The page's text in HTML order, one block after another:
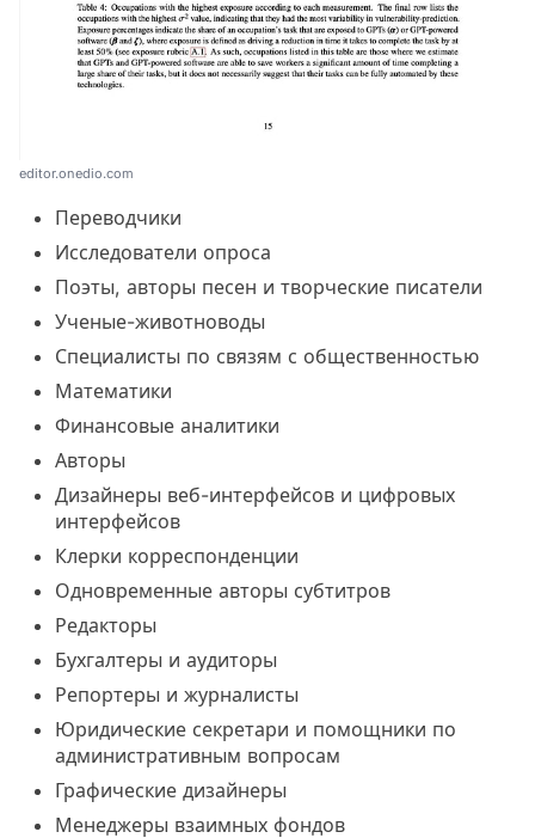
editor.onedio.com
Переводчики
Исследователи опроса
Поэты, авторы песен и творческие писатели
Ученые-животноводы
Специалисты по связям с общественностью
Математики
Финансовые аналитики
Авторы
Дизайнеры веб-интерфейсов и цифровых
интерфейсов
Клерки корреспонденции
Одновременные авторы субтитров
Редакторы
Бухгалтеры и аудиторы
Репортеры и журналисты
Юридические секретари и помощники по
административным вопросам
Графические дизайнеры
Менеджеры взаимных фондов